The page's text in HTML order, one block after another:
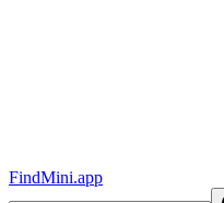
FindMini.app